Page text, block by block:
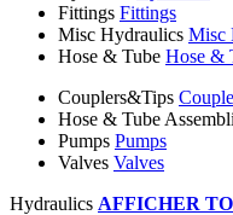
Fittings Fittings
Misc Hydraulics Misc
Hose & Tube Hose &
Couplers&Tips
Hose & Tube
Pumps Pumps
Valves Valves
Hydraulics AFFICHER